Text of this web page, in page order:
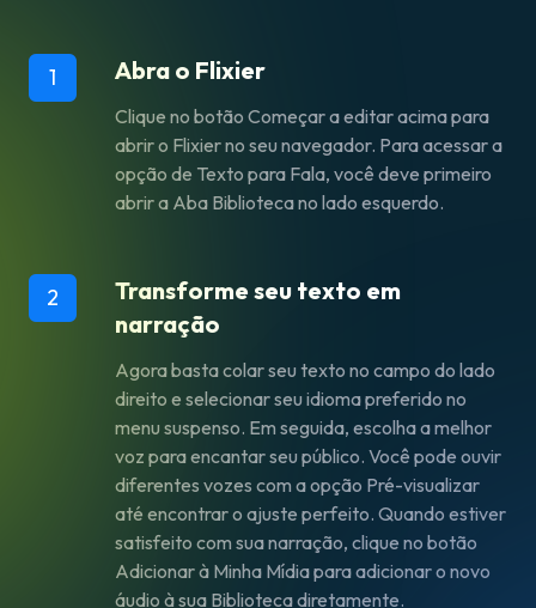
1 Abra o Flixier
Clique no botão Começar a editaracima para
abrir o Flixier no seu navegador. Para acessar a
opção de Texto para Fala, você deve primeiro
abrir a Aba Bibliotecano lado esquerdo.
2
Transforme seu texto em
narração
Agora basta colar seu texto no campo do lado
direito e selecionar seu idioma preferido no
menu suspenso. Em seguida, escolha a melhor
voz para encantar seu público. Você pode ouvir
diferentes vozes com a opção Pré-visualizar
até encontrar o ajuste perfeito. Quando estiver
satisfeito com sua narração, clique no botão
Adicionar à Minha Mídiapara adicionar o novo
áudio à sua Biblioteca diretamente.